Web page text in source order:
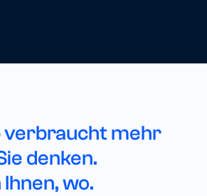
verbraucht mehr
denken.
wo.